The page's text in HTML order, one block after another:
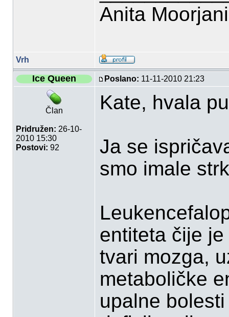
Anita
Vrh
Ice Queen Poslano: 11-11-2010 21:23
Član
Pridružen: 26-10-
2010 15:30
Postovi: 92
Kate, hvala
Ja se
smo imale
entiteta čije
tvari mozga,
metaboličke
upalne